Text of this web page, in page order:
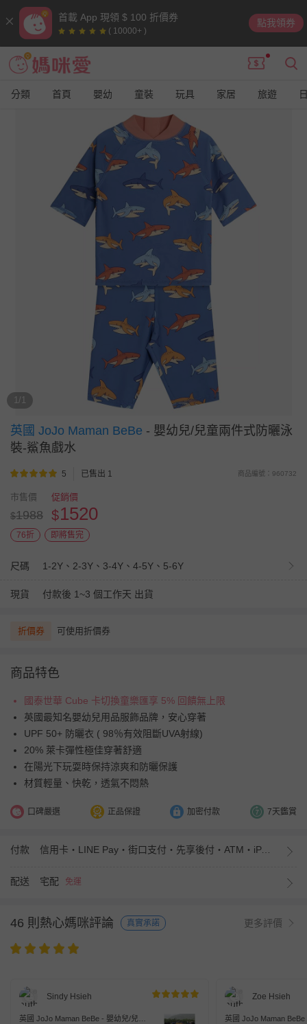
首載 App 現領 $ 100 折價券
( 10000+ )
點我領券
分類 首頁 嬰幼 童裝 玩具 家居 旅遊
1/1
英國 JoJo Maman BeBe - 嬰幼兒/兒童兩件式防曬泳
裝-鯊魚戲水
5 已售出 1 商品編號：960732
市售價
$1988
促銷價
$1520
76折 即將售完
尺碼 1-2Y、2-3Y、3-4Y、4-5Y、5-6Y
現貨 付款後 1~3 個工作天 出貨
折價券 可使用折價券
商品特色
國泰世華 Cube 卡切換童樂匯享 5% 回饋無上限
英國最知名嬰幼兒用品服飾品牌，安心穿著
UPF 50+ 防曬衣 ( 98％有效阻斷UVA射線)
20% 萊卡彈性極佳穿著舒適
在陽光下玩耍時保持涼爽和防曬保護
材質輕量、快乾，透氣不悶熱
口碑嚴選 正品保證 加密付款 7天鑑賞
付款 信用卡・LINE Pay・街口支付・先享後付・ATM・iPASS MONEY
配送 宅配 免運
46 則熱心媽咪評論 真實承諾 更多評價
Sindy Hsieh
英國 JoJo Maman BeBe - 嬰幼兒/兒童
Zoe Hsieh
英國 JoJo Maman